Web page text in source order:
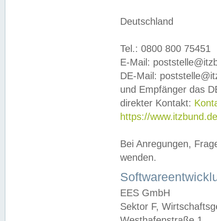
Deutschland
Tel.: 0800 800 75451
E-Mail:
DE-Mail:
und Empfänger das
direkter Kontakt:
https://
Bei Anregungen,
wenden.
EES GmbH
Sektor F,